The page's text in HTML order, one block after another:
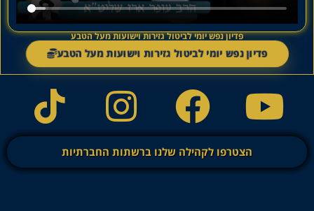
פדיון נפש יומי לביטול גזירות וישועות מעל הטבע
פדיון נפש יומי לביטול גזירות וישועות מעל הטבע
הצטרפו לקהילה שלנו ברשתות החברתיות